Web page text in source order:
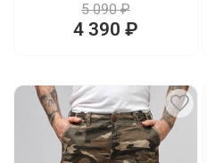
5 090 ₽
4 390 ₽